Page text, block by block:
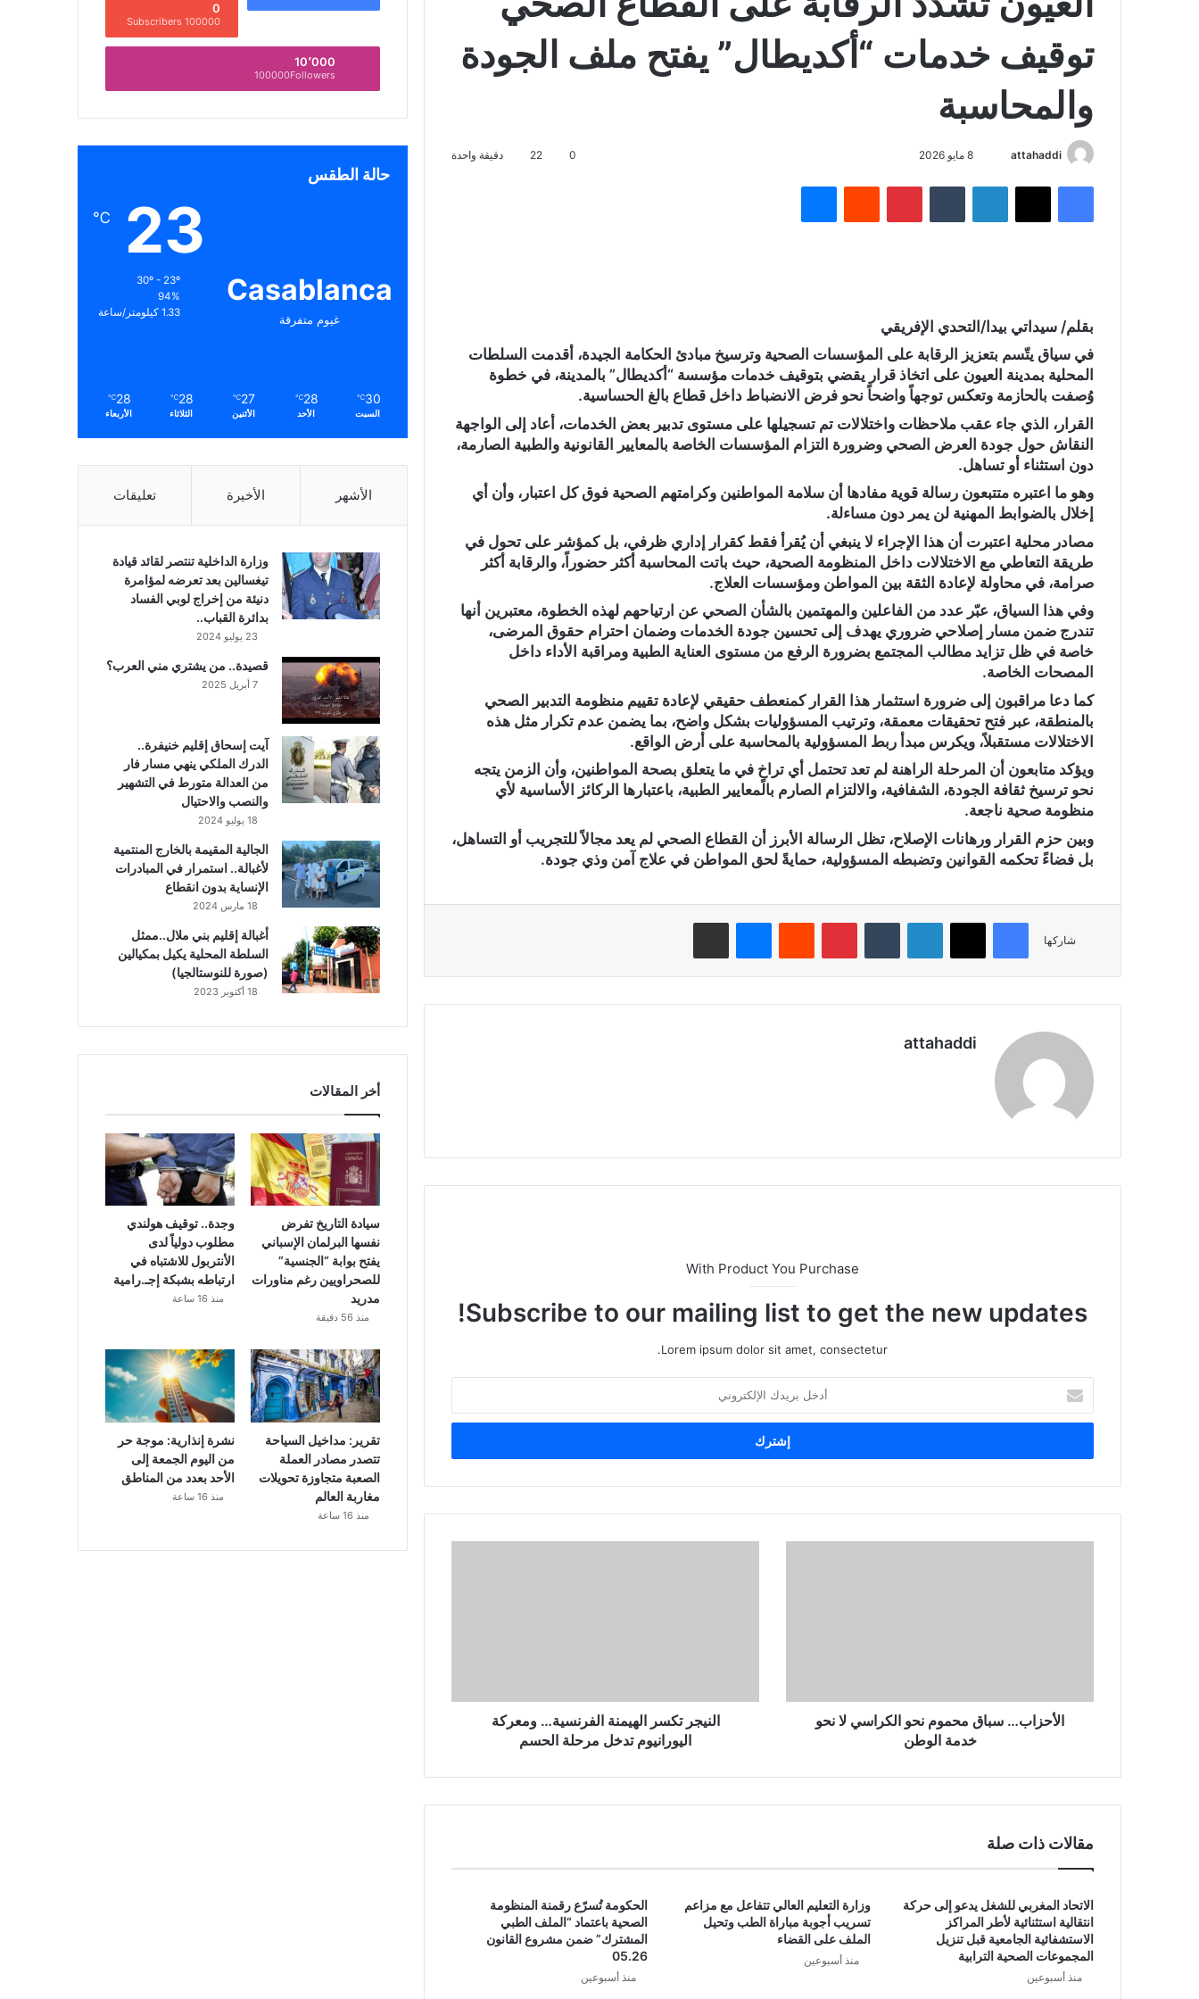
توقيف خدمات “أكديطال” يفتح ملف الجودة
والمحاسبة
attahaddi
ا
ل
ر
و
ن
ي
8 مايو 2026 0
22 دقيقة واحدة
فيسبوك لينكدإن بينتيريست
بقلم/ سيداتي بيدا/التحدي الإفريقي
في سياق يتّسم بتعزيز الرقابة على المؤسسات الصحية وترسيخ مبادئ الحكامة الجيدة، أقدمت السلطات
المحلية بمدينة العيون على اتخاذ قرار يقضي بتوقيف خدمات مؤسسة “أكديطال” بالمدينة، في خطوة
وُصفت بالحازمة وتعكس توجهاً واضحاً نحو فرض الانضباط داخل قطاع بالغ الحساسية.
القرار، الذي جاء عقب ملاحظات واختلالات تم تسجيلها على مستوى تدبير بعض الخدمات، أعاد إلى الواجهة
النقاش حول جودة العرض الصحي وضرورة التزام المؤسسات الخاصة بالمعايير القانونية والطبية الصارمة،
دون استثناء أو تساهل.
وهو ما اعتبره متتبعون رسالة قوية مفادها أن سلامة المواطنين وكرامتهم الصحية فوق كل اعتبار، وأن أي
إخلال بالضوابط المهنية لن يمر دون مساءلة.
مصادر محلية اعتبرت أن هذا الإجراء لا ينبغي أن يُقرأ فقط كقرار إداري ظرفي، بل كمؤشر على تحول في
طريقة التعاطي مع الاختلالات داخل المنظومة الصحية، حيث باتت المحاسبة أكثر حضوراً، والرقابة أكثر
صرامة، في محاولة لإعادة الثقة بين المواطن ومؤسسات العلاج.
وفي هذا السياق، عبّر عدد من الفاعلين والمهتمين بالشأن الصحي عن ارتياحهم لهذه الخطوة، معتبرين أنها
تندرج ضمن مسار إصلاحي ضروري يهدف إلى تحسين جودة الخدمات وضمان احترام حقوق المرضى،
خاصة في ظل تزايد مطالب المجتمع بضرورة الرفع من مستوى العناية الطبية ومراقبة الأداء داخل
المصحات الخاصة.
كما دعا مراقبون إلى ضرورة استثمار هذا القرار كمنعطف حقيقي لإعادة تقييم منظومة التدبير الصحي
بالمنطقة، عبر فتح تحقيقات معمقة، وترتيب المسؤوليات بشكل واضح، بما يضمن عدم تكرار مثل هذه
الاختلالات مستقبلاً، ويكرس مبدأ ربط المسؤولية بالمحاسبة على أرض الواقع.
ويؤكد متابعون أن المرحلة الراهنة لم تعد تحتمل أي تراخٍ في ما يتعلق بصحة المواطنين، وأن الزمن يتجه
نحو ترسيخ ثقافة الجودة، الشفافية، والالتزام الصارم بالمعايير الطبية، باعتبارها الركائز الأساسية لأي
منظومة صحية ناجعة.
وبين حزم القرار ورهانات الإصلاح، تظل الرسالة الأبرز أن القطاع الصحي لم يعد مجالاً للتجريب أو التساهل،
بل فضاءً تحكمه القوانين وتضبطه المسؤولية، حمايةً لحق المواطن في علاج آمن وذي جودة.
شاركها
فيسبوك لينكدإن بينتيريست
attahaddi
With Product You Purchase
Subscribe to our mailing list to get the new updates!
Lorem ipsum dolor sit amet, consectetur.
خ
ب
د
ن
الأحزاب… سباق محموم نحو الكراسي لا نحو
خدمة الوطن
النيجر تكسر الهيمنة الفرنسية… ومعركة
اليورانيوم تدخل مرحلة الحسم
مقالات ذات صلة
الاتحاد المغربي للشغل يدعو إلى حركة
انتقالية استثنائية لأطر المراكز
الاستشفائية الجامعية قبل تنزيل
المجموعات الصحية الترابية
منذ أسبوعين
وزارة التعليم العالي تتفاعل مع مزاعم
تسريب أجوبة مباراة الطب وتحيل
الملف على القضاء
منذ أسبوعين
الحكومة تُسرّع رقمنة المنظومة
الصحية باعتماد “الملف الطبي
المشترك” ضمن مشروع القانون
05.26
منذ أسبوعين
0
100000 Subscribers
10٬000
100000Followers
حالة الطقس
Casablanca
غيوم متفرقة
23
℃
30º - 23º
94%
1.33 كيلومتر/ساعة
30
℃
السبت
28
℃
الأحد
27
℃
الأثنين
28
℃
الثلاثاء
28
℃
الأربعاء
الأشهر الأخيرة تعليقات
وزارة الداخلية تنتصر لقائد قيادة
تيغسالين بعد تعرضه لمؤامرة
دنيئة من إخراج لوبي الفساد
بدائرة القباب..
23 يوليو 2024
قصيدة.. من يشتري مني العرب؟
7 أبريل 2025
آيت إسحاق إقليم خنيفرة..
الدرك الملكي ينهي مسار فار
من العدالة متورط في التشهير
والنصب والاحتيال
18 يوليو 2024
الجالية المقيمة بالخارج المنتمية
لأغبالة.. استمرار في المبادرات
الإنساية بدون انقطاع
18 مارس 2024
أغبالة إقليم بني ملال..ممثل
السلطة المحلية يكيل بمكيالين
(صورة للنوستالجيا)
18 أكتوبر 2023
أخر المقالات
سيادة التاريخ تفرض
نفسها البرلمان الإسباني
يفتح بوابة “الجنسية”
للصحراويين رغم مناورات
مدريد
منذ 56 دقيقة
وجدة.. توقيف هولندي
مطلوب دولياً لدى
الأنتربول للاشتباه في
ارتباطه بشبكة إجـ.رامية
منذ 16 ساعة
تقرير: مداخيل السياحة
تتصدر مصادر العملة
الصعبة متجاوزة تحويلات
مغاربة العالم
منذ 16 ساعة
نشرة إنذارية: موجة حر
من اليوم الجمعة إلى
الأحد بعدد من المناطق
منذ 16 ساعة